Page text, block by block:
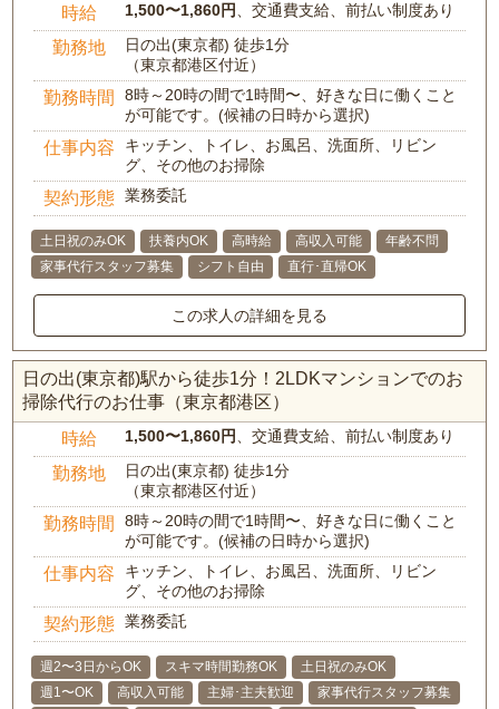
時給 1,500〜1,860円、交通費支給、前払い制度あり
勤務地
日の出(東京都) 徒歩1分
（東京都港区付近）
勤務時間
8時～20時の間で1時間〜、好きな日に働くこと
が可能です。(候補の日時から選択)
仕事内容
キッチン、トイレ、お風呂、洗面所、リビン
グ、その他のお掃除
契約形態 業務委託
土日祝のみOK 扶養内OK 高時給 高収入可能
年齢不問
家事代行スタッフ募集
シフト自由 直行･直帰OK
この求人の詳細を見る
日の出(東京都)駅から徒歩1分！2LDKマンションでのお
掃除代行のお仕事（東京都港区）
時給 1,500〜1,860円、交通費支給、前払い制度あり
勤務地
日の出(東京都) 徒歩1分
（東京都港区付近）
勤務時間
8時～20時の間で1時間〜、好きな日に働くこと
が可能です。(候補の日時から選択)
仕事内容
キッチン、トイレ、お風呂、洗面所、リビン
グ、その他のお掃除
契約形態 業務委託
週2〜3日からOK スキマ時間勤務OK
土日祝のみOK
週1〜OK
高収入可能 主婦･主夫歓迎
家事代行スタッフ募集